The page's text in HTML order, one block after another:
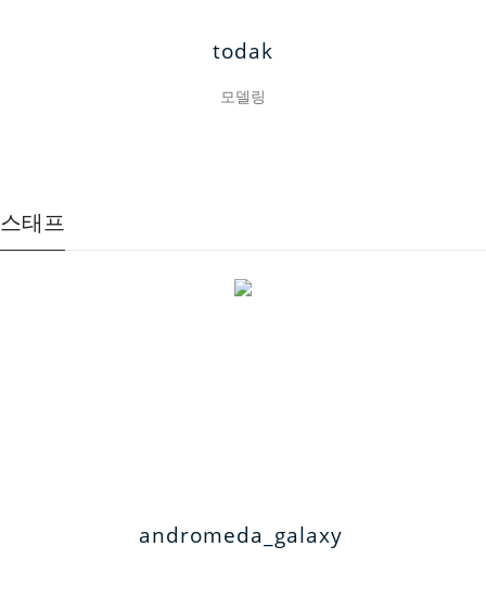
todak
모델링
스태프
andromeda_galaxy